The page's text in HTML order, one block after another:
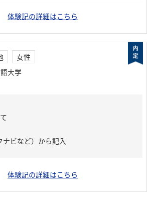
体験記の詳細はこちら
女性
大学
ビなど）から記入
体験記の詳細はこちら